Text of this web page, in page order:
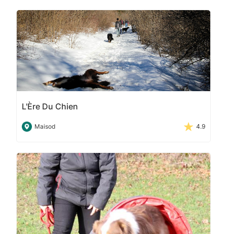
L'Ère Du Chien
Maisod 4.9